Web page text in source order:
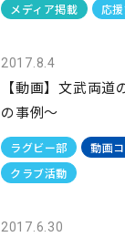
メディア掲載
応
2017.8.4
【動画】文武両
の事例～
ラグビー部
動画
クラブ活動
2017.6.30